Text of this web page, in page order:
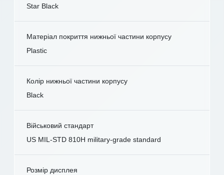
Star Black
Матеріал покриття нижньої частини корпусу
Plastic
Колір нижньої частини корпусу
Black
Військовий стандарт
US MIL-STD 810H military-grade standard
Розмір дисплея